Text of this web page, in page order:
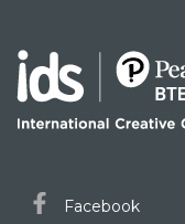
Facebook